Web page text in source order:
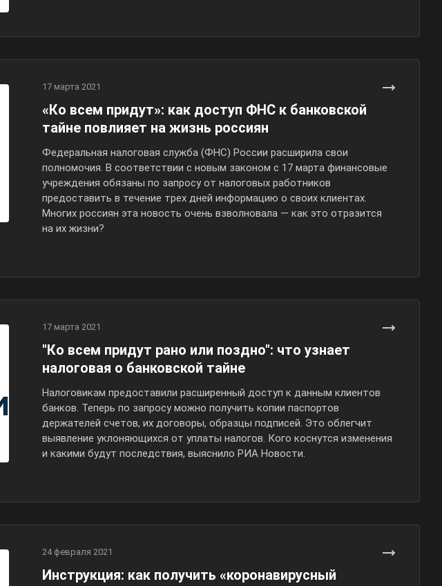
17 марта 2021
«Ко всем придут»: как доступ ФНС к банковской
тайне повлияет на жизнь россиян
Федеральная налоговая служба (ФНС) России расширила свои
полномочия. В соответствии с новым законом с 17 марта финансовые
учреждения обязаны по запросу от налоговых работников
предоставить в течение трех дней информацию о своих клиентах.
Многих россиян эта новость очень взволновала — как это отразится
на их жизни?
17 марта 2021
"Ко всем придут рано или поздно": что узнает
налоговая о банковской тайне
Налоговикам предоставили расширенный доступ к данным клиентов
банков. Теперь по запросу можно получить копии паспортов
держателей счетов, их договоры, образцы подписей. Это облегчит
выявление уклоняющихся от уплаты налогов. Кого коснутся изменения
и какими будут последствия, выяснило РИА Новости.
24 февраля 2021
Инструкция: как получить «коронавирусный